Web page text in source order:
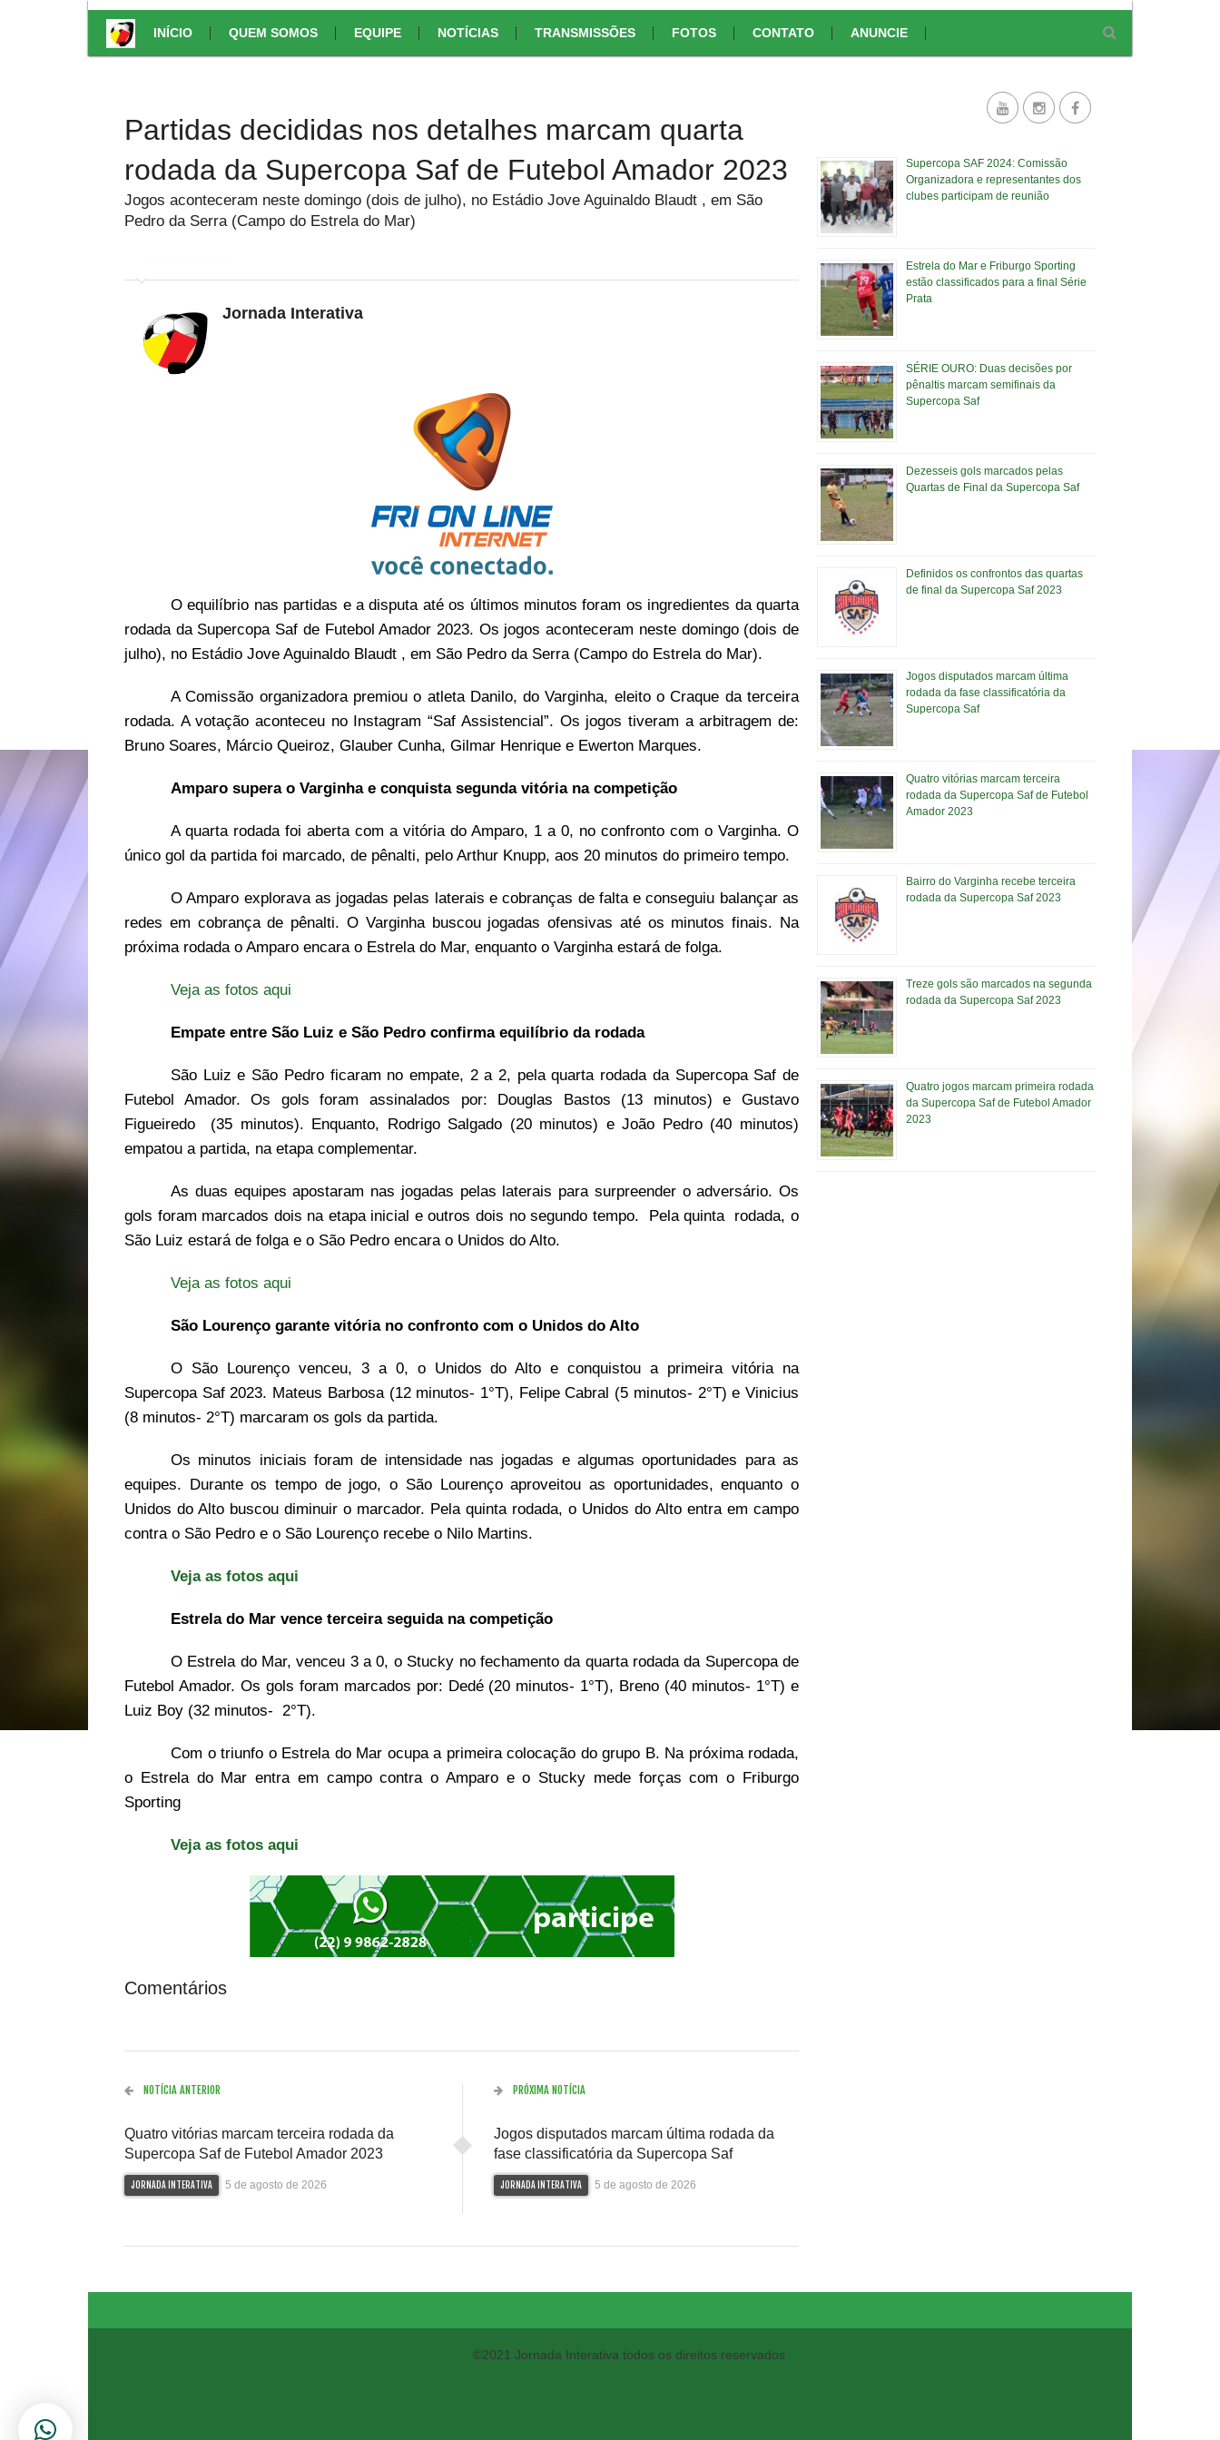
INÍCIO QUEM SOMOS EQUIPE NOTÍCIAS TRANSMISSÕES FOTOS CONTATO ANUNCIE
Partidas decididas nos detalhes marcam quarta
rodada da Supercopa Saf de Futebol Amador 2023
Jogos aconteceram neste domingo (dois de julho), no Estádio Jove Aguinaldo Blaudt , em São
Pedro da Serra (Campo do Estrela do Mar)
Jornada Interativa
O equilíbrio nas partidas e a disputa até os últimos minutos foram os ingredientes da quarta
rodada da Supercopa Saf de Futebol Amador 2023. Os jogos aconteceram neste domingo (dois de
julho), no Estádio Jove Aguinaldo Blaudt , em São Pedro da Serra (Campo do Estrela do Mar).
A Comissão organizadora premiou o atleta Danilo, do Varginha, eleito o Craque da terceira
rodada. A votação aconteceu no Instagram “Saf Assistencial”. Os jogos tiveram a arbitragem de:
Bruno Soares, Márcio Queiroz, Glauber Cunha, Gilmar Henrique e Ewerton Marques.
Amparo supera o Varginha e conquista segunda vitória na competição
A quarta rodada foi aberta com a vitória do Amparo, 1 a 0, no confronto com o Varginha. O
único gol da partida foi marcado, de pênalti, pelo Arthur Knupp, aos 20 minutos do primeiro tempo.
O Amparo explorava as jogadas pelas laterais e cobranças de falta e conseguiu balançar as
redes em cobrança de pênalti. O Varginha buscou jogadas ofensivas até os minutos finais. Na
próxima rodada o Amparo encara o Estrela do Mar, enquanto o Varginha estará de folga.
Veja as fotos aqui
Empate entre São Luiz e São Pedro confirma equilíbrio da rodada
São Luiz e São Pedro ficaram no empate, 2 a 2, pela quarta rodada da Supercopa Saf de
Futebol Amador. Os gols foram assinalados por: Douglas Bastos (13 minutos) e Gustavo
Figueiredo (35 minutos). Enquanto, Rodrigo Salgado (20 minutos) e João Pedro (40 minutos)
empatou a partida, na etapa complementar.
As duas equipes apostaram nas jogadas pelas laterais para surpreender o adversário. Os
gols foram marcados dois na etapa inicial e outros dois no segundo tempo. Pela quinta rodada, o
São Luiz estará de folga e o São Pedro encara o Unidos do Alto.
Veja as fotos aqui
São Lourenço garante vitória no confronto com o Unidos do Alto
O São Lourenço venceu, 3 a 0, o Unidos do Alto e conquistou a primeira vitória na
Supercopa Saf 2023. Mateus Barbosa (12 minutos- 1°T), Felipe Cabral (5 minutos- 2°T) e Vinicius
(8 minutos- 2°T) marcaram os gols da partida.
Os minutos iniciais foram de intensidade nas jogadas e algumas oportunidades para as
equipes. Durante os tempo de jogo, o São Lourenço aproveitou as oportunidades, enquanto o
Unidos do Alto buscou diminuir o marcador. Pela quinta rodada, o Unidos do Alto entra em campo
contra o São Pedro e o São Lourenço recebe o Nilo Martins.
Veja as fotos aqui
Estrela do Mar vence terceira seguida na competição
O Estrela do Mar, venceu 3 a 0, o Stucky no fechamento da quarta rodada da Supercopa de
Futebol Amador. Os gols foram marcados por: Dedé (20 minutos- 1°T), Breno (40 minutos- 1°T) e
Luiz Boy (32 minutos- 2°T).
Com o triunfo o Estrela do Mar ocupa a primeira colocação do grupo B. Na próxima rodada,
o Estrela do Mar entra em campo contra o Amparo e o Stucky mede forças com o Friburgo
Sporting
Veja as fotos aqui
Comentários
NOTÍCIA ANTERIOR
Quatro vitórias marcam terceira rodada da
Supercopa Saf de Futebol Amador 2023
JORNADA INTERATIVA 5 de agosto de 2026
PRÓXIMA NOTÍCIA
Jogos disputados marcam última rodada da
fase classificatória da Supercopa Saf
JORNADA INTERATIVA 5 de agosto de 2026
Supercopa SAF 2024: Comissão
Organizadora e representantes dos
clubes participam de reunião
Estrela do Mar e Friburgo Sporting
estão classificados para a final Série
Prata
SÉRIE OURO: Duas decisões por
pênaltis marcam semifinais da
Supercopa Saf
Dezesseis gols marcados pelas
Quartas de Final da Supercopa Saf
Definidos os confrontos das quartas
de final da Supercopa Saf 2023
Jogos disputados marcam última
rodada da fase classificatória da
Supercopa Saf
Quatro vitórias marcam terceira
rodada da Supercopa Saf de Futebol
Amador 2023
Bairro do Varginha recebe terceira
rodada da Supercopa Saf 2023
Treze gols são marcados na segunda
rodada da Supercopa Saf 2023
Quatro jogos marcam primeira rodada
da Supercopa Saf de Futebol Amador
2023
©2021 Jornada Interativa todos os direitos reservados